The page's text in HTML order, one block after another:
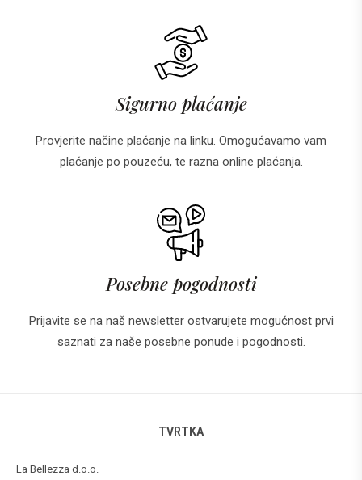
Sigurno plaćanje
Provjerite načine plaćanje na linku. Omogućavamo vam
plaćanje po pouzeću, te razna online plaćanja.
Posebne pogodnosti
Prijavite se na naš newsletter ostvarujete mogućnost prvi
saznati za naše posebne ponude i pogodnosti.
TVRTKA
La Bellezza d.o.o.